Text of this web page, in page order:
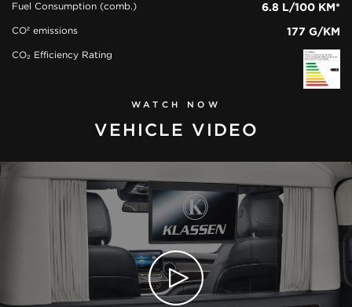
Fuel Consumption (comb.) 6.8 L/100 KM*
CO² emissions 177 G/KM
CO₂ Efficiency Rating
WATCH NOW
VEHICLE VIDEO